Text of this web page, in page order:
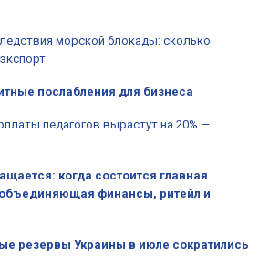
морской блокады: сколько
послабления для бизнеса
педагогов вырастут на 20% —
когда состоится главная
финансы, ритейл и
резервы Украины в июле сократились